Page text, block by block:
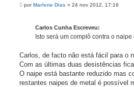
MporMarlene Dias » 24 nov 2012, 17:16
Carlos Cunha Escreveu:
Isto será um complô contra o
Carlos, de facto não está fácil para o
Com as últimas duas desistências
O naipe está bastante reduzido mas
restantes naipes de metal é possível